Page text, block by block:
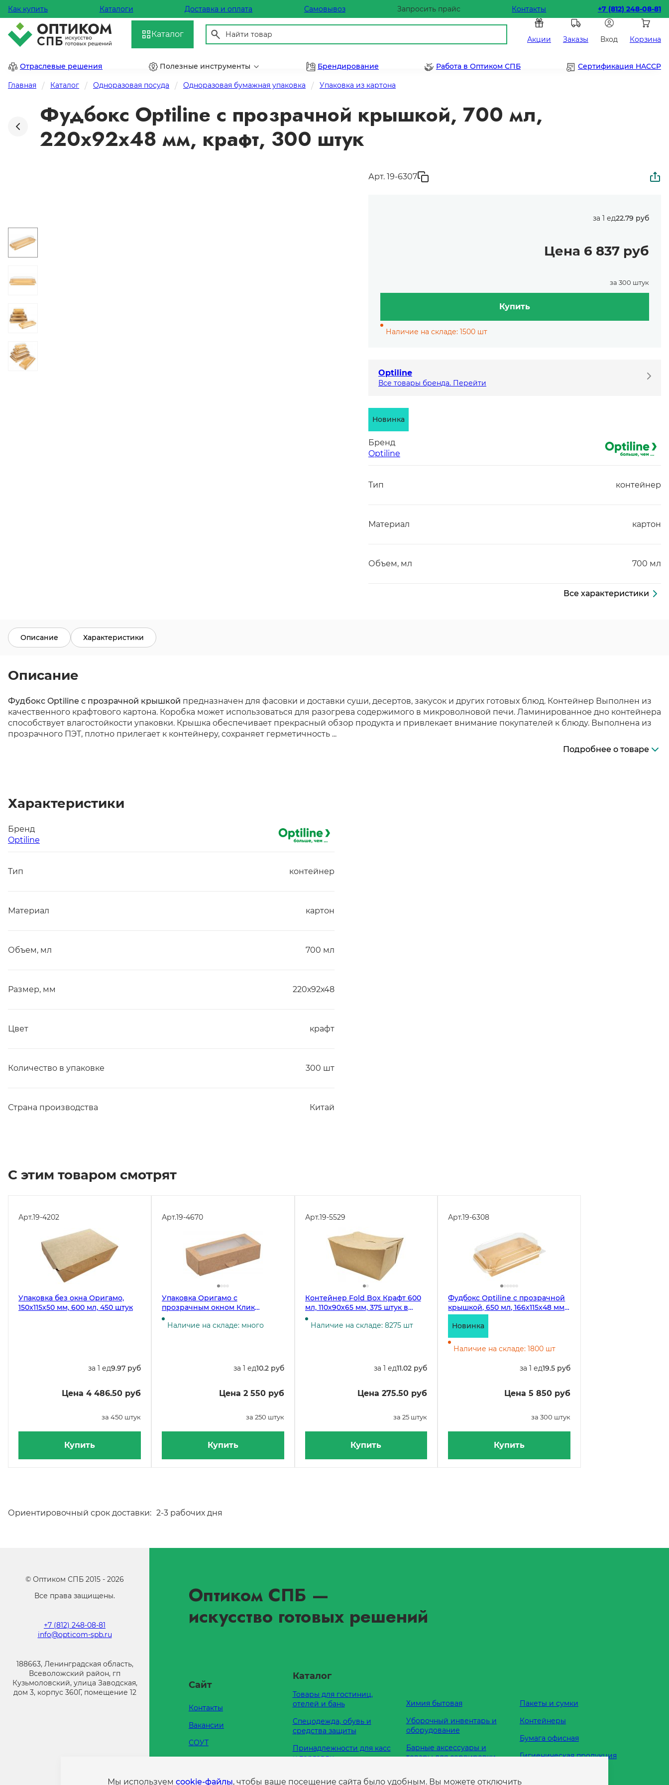
Как купить Каталоги Доставка и оплата Самовывоз Запросить прайс Контакты +7 (812) 248-08-81
Каталог
Акции Заказы Вход Корзина
Отраслевые решения Полезные инструменты Брендирование Работа в Оптиком СПБ Сертификация HACCP
Главная Каталог Одноразовая посуда Одноразовая бумажная упаковка Упаковка из картона
Фудбокс Optiline с прозрачной крышкой, 700 мл,
220х92х48 мм, крафт, 300 штук
Арт. 19-6307
за 1 ед22.79 руб
Цена 6 837 руб
за 300 штук
Купить
Наличие на складе: 1500 шт
Optiline
Все товары бренда. Перейти
Новинка
Бренд
Optiline
Тип контейнер
Материал картон
Объем, мл 700 мл
Все характеристики
Описание Характеристики
Описание
Фудбокс Optiline с прозрачной крышкой предназначен для фасовки и доставки суши, десертов, закусок и других готовых блюд. Контейнер Выполнен из
качественного крафтового картона. Коробка может использоваться для разогрева содержимого в микроволновой печи. Ламинированное дно контейнера
способствует влагостойкости упаковки. Крышка обеспечивает прекрасный обзор продукта и привлекает внимание покупателей к блюду. Выполнена из
прозрачного ПЭТ, плотно прилегает к контейнеру, сохраняет герметичность ...
Подробнее о товаре
Характеристики
Бренд
Optiline
Тип контейнер
Материал картон
Объем, мл 700 мл
Размер, мм 220х92х48
Цвет крафт
Количество в упаковке 300 шт
Страна производства Китай
С этим товаром смотрят
Арт.19-4202
Упаковка без окна Оригамо,
150х115х50 мм, 600 мл, 450 штук
за 1 ед9.97 руб
Цена 4 486.50 руб
за 450 штук
Купить
Арт.19-4670
Упаковка Оригамо с
прозрачным окном Клик
170х70х40 мм на 500 мл,
быстросборная, 250 штук
Наличие на складе: много
за 1 ед10.2 руб
Цена 2 550 руб
за 250 штук
Купить
Арт.19-5529
Контейнер Fold Box Крафт 600
мл, 110х90х65 мм, 375 штук в
коробке
Наличие на складе: 8275 шт
за 1 ед11.02 руб
Цена 275.50 руб
за 25 штук
Купить
Арт.19-6308
Фудбокс Optiline с прозрачной
крышкой, 650 мл, 166х115х48 мм,
крафт, 300 штук
Новинка
Наличие на складе: 1800 шт
за 1 ед19.5 руб
Цена 5 850 руб
за 300 штук
Купить
Ориентировочный срок доставки: 2-3 рабочих дня
© Оптиком СПБ 2015 - 2026
Все права защищены.
+7 (812) 248-08-81
info@opticom-spb.ru
188663, Ленинградская область,
Всеволожский район, гп
Кузьмоловский, улица Заводская,
дом 3, корпус 360Г, помещение 12
Оптиком СПБ —
искусство готовых решений
Сайт
Контакты
Вакансии
СОУТ
Напишите нам
Каталог
Товары для гостиниц,
отелей и бань
Спецодежда, обувь и
средства защиты
Принадлежности для касс
и торговли
Химия бытовая
Уборочный инвентарь и
оборудование
Барные аксессуары и
товары для сервировки
Пакеты и сумки
Контейнеры
Бумага офисная
Гигиеническая продукция
Мы используем cookie-файлы, чтобы ваше посещение сайта было удобным. Вы можете отключить